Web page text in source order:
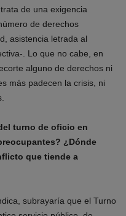
de una exigencia
de derechos
asistencia letrada al
. Lo que no cabe, en
alguno de derechos ni
más padecen la crisis, ni
turno de oficio en
¿Dónde
que tiende a
subrayaría que el Turno